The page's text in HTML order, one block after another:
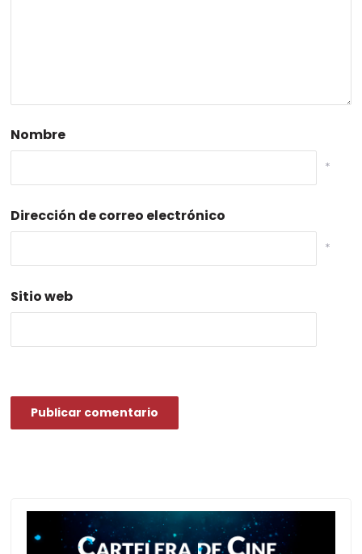
Nombre
*
Dirección de correo electrónico
*
Sitio web